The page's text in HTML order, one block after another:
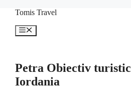
conținut
Tomis Travel
Meniu
Petra Obiectiv turistic
Iordania